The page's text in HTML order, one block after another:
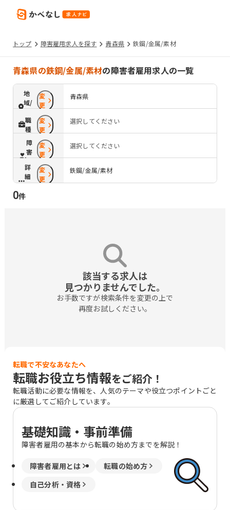
トップ 障害雇用求人を探す 青森県 鉄鋼/金属/素材
青森県の鉄鋼/金属/素材の障害者雇用求人の一覧
地
域/
路
線
変
更
青森県
職
種
変
更
選択してください
障
害
配
慮
変
更
選択してください
詳
細
条
件
変
更
鉄鋼/金属/素材
0件
該当する求人は
見つかりませんでした。
お手数ですが検索条件を変更の上で
再度お試しください。
転職で不安なあなたへ
転職お役立ち情報をご紹介！
転職活動に必要な情報を、人気のテーマや役立つポイントごと
に厳選してご紹介しています。
基礎知識・事前準備
障害者雇用の基本から転職の始め方までを解説！
障害者雇用とは
転職の始め方
自己分析・資格